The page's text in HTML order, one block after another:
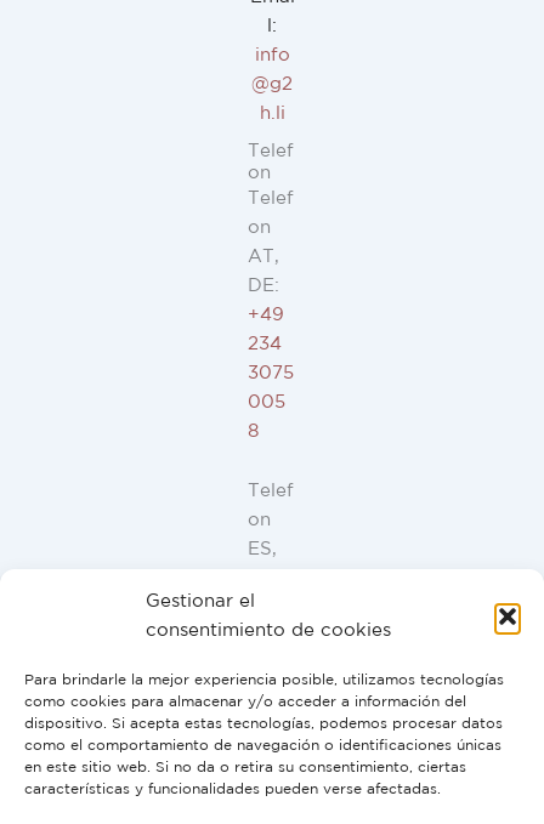
Gestionar el
consentimiento de cookies
Para brindarle la mejor experiencia posible, utilizamos tecnologías
como cookies para almacenar y/o acceder a información del
dispositivo. Si acepta estas tecnologías, podemos procesar datos
como el comportamiento de navegación o identificaciones únicas
en este sitio web. Si no da o retira su consentimiento, ciertas
características y funcionalidades pueden verse afectadas.
l:
info
@g2
h.li
Telef
on
Telef
on
AT,
DE:
+49
234
3075
005
8
Telef
on
ES,
IT,
PT:
91
946
44